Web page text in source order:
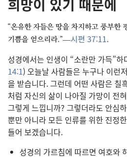
희망이 있기 때문에
“온유한 자들은 땅을 차지 하고 풍부한
기쁨을 얻으리라.”—시편 37:11.
성경에서는 인생이 “소란만 가득”하
14:1) 오늘날 사람들은 누구나 이런
을 받습니다. 그런데 어떤 사람은 칠
처럼 자신의 삶이 나아질 가망이 전
그렇게 느낍니까? 그렇더라도 안심
뿐만 아니라 모든 인류를 위한 진정
들어 보겠습니다.
성경의 가르침에 따르면 여호와